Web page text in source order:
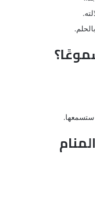
ستسمعها.